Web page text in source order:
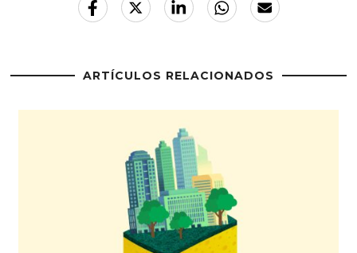
ARTÍCULOS RELACIONADOS